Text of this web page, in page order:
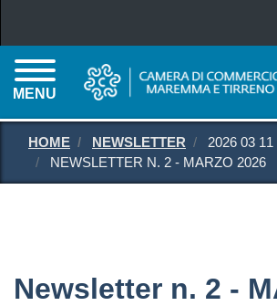
MENU
HOME NEWSLETTER
2026 03 11
NEWSLETTER N. 2 - MARZO 2026
Newsletter n. 2 -